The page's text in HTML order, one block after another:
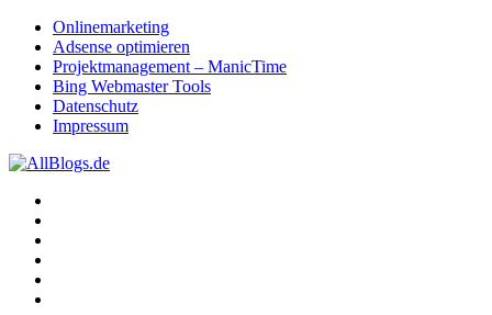
Onlinemarketing
Adsense optimieren
Projektmanagement – ManicTime
Bing Webmaster Tools
Datenschutz
Impressum